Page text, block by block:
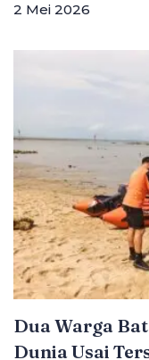
2 Mei 2026
Dua Warga
Dunia Usai